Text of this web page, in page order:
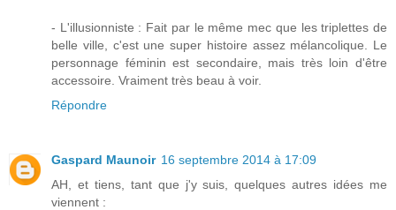
- L'illusionniste : Fait par le même mec que les triplettes de
belle ville, c'est une super histoire assez mélancolique. Le
personnage féminin est secondaire, mais très loin d'être
accessoire. Vraiment très beau à voir.
Répondre
Gaspard Maunoir 16 septembre 2014 à 17:09
AH, et tiens, tant que j'y suis, quelques autres idées me
viennent :